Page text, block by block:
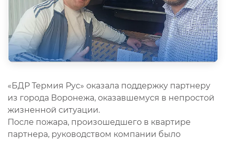
«БДР Термия Рус» оказала поддержку партнеру
из города Воронежа, оказавшемуся в непростой
жизненной ситуации.
После пожара, произошедшего в квартире
партнера, руководством компании было